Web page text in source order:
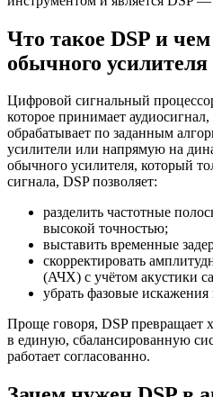
Что такое DSP и
обычного усилителя
Цифровой сигнальный
которое принимает
обрабатывает по заданным
усилители или напрямую на
обычного усилителя, который
сигнала, DSP позволяет:
разделить частотные
высокой точностью;
выставить временные
скорректировать
(АЧХ) с учётом акустики
убрать фазовые искажения
Проще говоря, DSP превращает
в единую, сбалансированную
работает согласованно.